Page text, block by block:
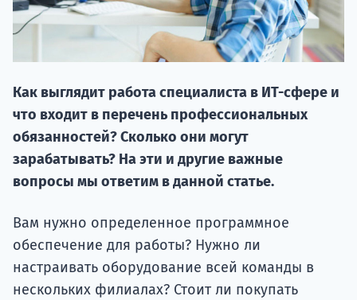
Как выглядит работа специалиста в ИТ-сфере и
что входит в перечень профессиональных
обязанностей? Сколько они могут
зарабатывать? На эти и другие важные
вопросы мы ответим в данной статье.
Вам нужно определенное программное
обеспечение для работы? Нужно ли
настраивать оборудование всей команды в
нескольких филиалах? Стоит ли покупать
НАБОР